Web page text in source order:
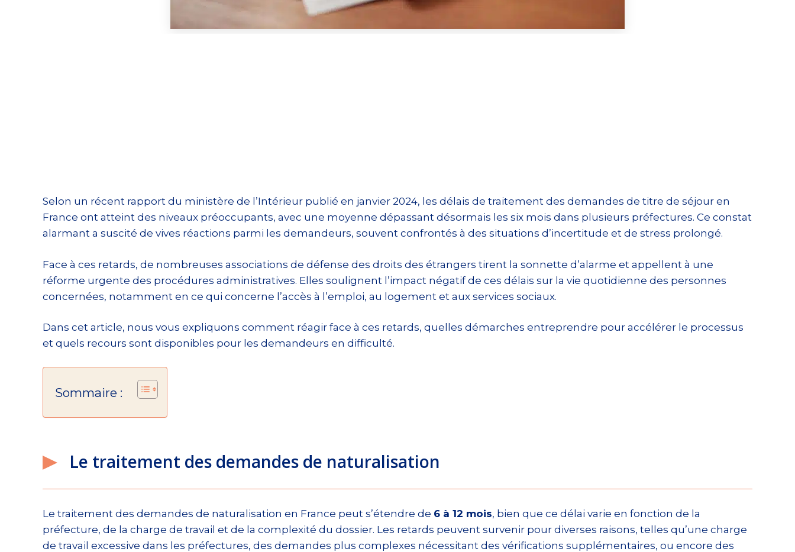
Selon un récent rapport du ministère de l’Intérieur publié en janvier 2024, les délais de traitement des demandes de titre de séjour en
France ont atteint des niveaux préoccupants, avec une moyenne dépassant désormais les six mois dans plusieurs préfectures. Ce constat
alarmant a suscité de vives réactions parmi les demandeurs, souvent confrontés à des situations d’incertitude et de stress prolongé.
Face à ces retards, de nombreuses associations de défense des droits des étrangers tirent la sonnette d’alarme et appellent à une
réforme urgente des procédures administratives. Elles soulignent l’impact négatif de ces délais sur la vie quotidienne des personnes
concernées, notamment en ce qui concerne l’accès à l’emploi, au logement et aux services sociaux.
Dans cet article, nous vous expliquons comment réagir face à ces retards, quelles démarches entreprendre pour accélérer le processus
et quels recours sont disponibles pour les demandeurs en difficulté.
Sommaire :
Le traitement des demandes de naturalisation
Le traitement des demandes de naturalisation en France peut s’étendre de 6 à 12 mois, bien que ce délai varie en fonction de la
préfecture, de la charge de travail et de la complexité du dossier. Les retards peuvent survenir pour diverses raisons, telles qu’une charge
de travail excessive dans les préfectures, des demandes plus complexes nécessitant des vérifications supplémentaires, ou encore des